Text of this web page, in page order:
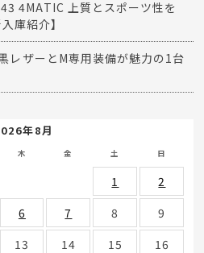
4MATIC 上質とスポーツ性を
庫紹介】
レザーとM専用装備が魅力の1台
年8月
木 金 土 日
1
2
6 7 8
9
13 14 15
16